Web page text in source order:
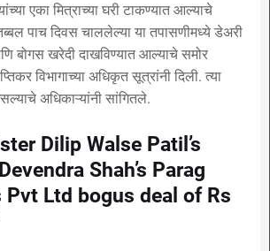
एका मित्राच्या घरी टाकण्यात आल्याचे
पाच दिवस चाललेल्या या तपासणीमध्ये डेअरी
बोगस खरेदी दाखविण्यात आल्याचे समोर
विभागाच्या अधिकृत सूत्रांनी दिली. त्या
अधिकाऱ्यांनी सांगितले.
Dilip Walse Patil’s
Shah’s Parag
Pvt Ltd bogus deal of Rs